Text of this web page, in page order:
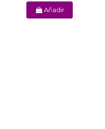
Añadir